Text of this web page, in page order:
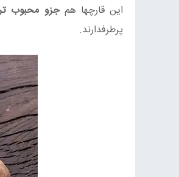
این قارچها همجزو محبوب
پرطرفدارند.